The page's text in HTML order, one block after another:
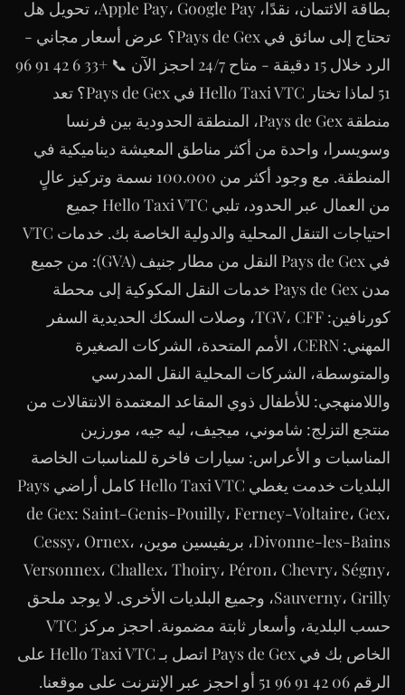
بطاقة الائتمان، نقدًا، Apple Pay، Google Pay، تحويل هل
تحتاج إلى سائق في Pays de Gex؟ عرض أسعار مجاني -
الرد خلال 15 دقيقة - متاح 24/7 احجز الآن 📞 +33 6 42 91 96
51 لماذا تختار Hello Taxi VTC في Pays de Gex؟ تعد
منطقة Pays de Gex، المنطقة الحدودية بين فرنسا
وسويسرا، واحدة من أكثر مناطق المعيشة ديناميكية في
المنطقة. مع وجود أكثر من 100.000 نسمة وتركيز عالٍ
من العمال عبر الحدود، تلبي Hello Taxi VTC جميع
احتياجات التنقل المحلية والدولية الخاصة بك. خدمات VTC
في Pays de Gex النقل من مطار جنيف (GVA): من جميع
مدن Pays de Gex خدمات النقل المكوكية إلى محطة
كورنافين: TGV، CFF، وصلات السكك الحديدية السفر
المهني: CERN، الأمم المتحدة، الشركات الصغيرة
والمتوسطة، الشركات المحلية النقل المدرسي
واللامنهجي: للأطفال ذوي المقاعد المعتمدة الانتقالات من
منتجع التزلج: شاموني، ميجيف، ليه جيه، مورزين
المناسبات و الأعراس: سيارات فاخرة للمناسبات الخاصة
البلديات خدمت يغطي Hello Taxi VTC كامل أراضي Pays
de Gex: Saint-Genis-Pouilly، Ferney-Voltaire، Gex،
Divonne-les-Bains، بريفيسين موين، Cessy، Ornex،
Versonnex، Challex، Thoiry، Péron، Chevry، Ségny،
Sauverny، Grilly، وجميع البلديات الأخرى. لا يوجد ملحق
حسب البلدية، وأسعار ثابتة مضمونة. احجز مركز VTC
الخاص بك في Pays de Gex اتصل بـ Hello Taxi VTC على
الرقم 06 42 91 96 51 أو احجز عبر الإنترنت على موقعنا.